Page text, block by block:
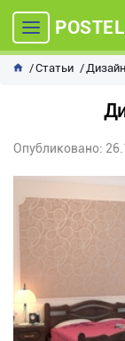
Статьи
Опубликовано: